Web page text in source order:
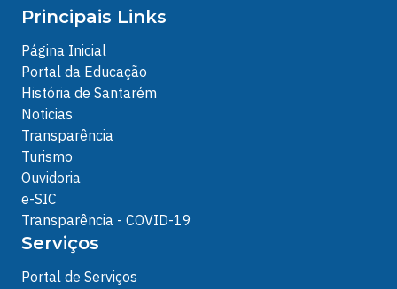
Principais Links
Página Inicial
Portal da Educação
História de Santarém
Noticias
Transparência
Turismo
Ouvidoria
e-SIC
Transparência - COVID-19
Serviços
Portal de Serviços